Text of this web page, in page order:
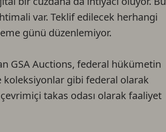
var. Teklif edilecek herhangi
günü düzenlemiyor.
GSA Auctions, federal hükümetin
koleksiyonlar gibi federal olarak
takas odası olarak faaliyet